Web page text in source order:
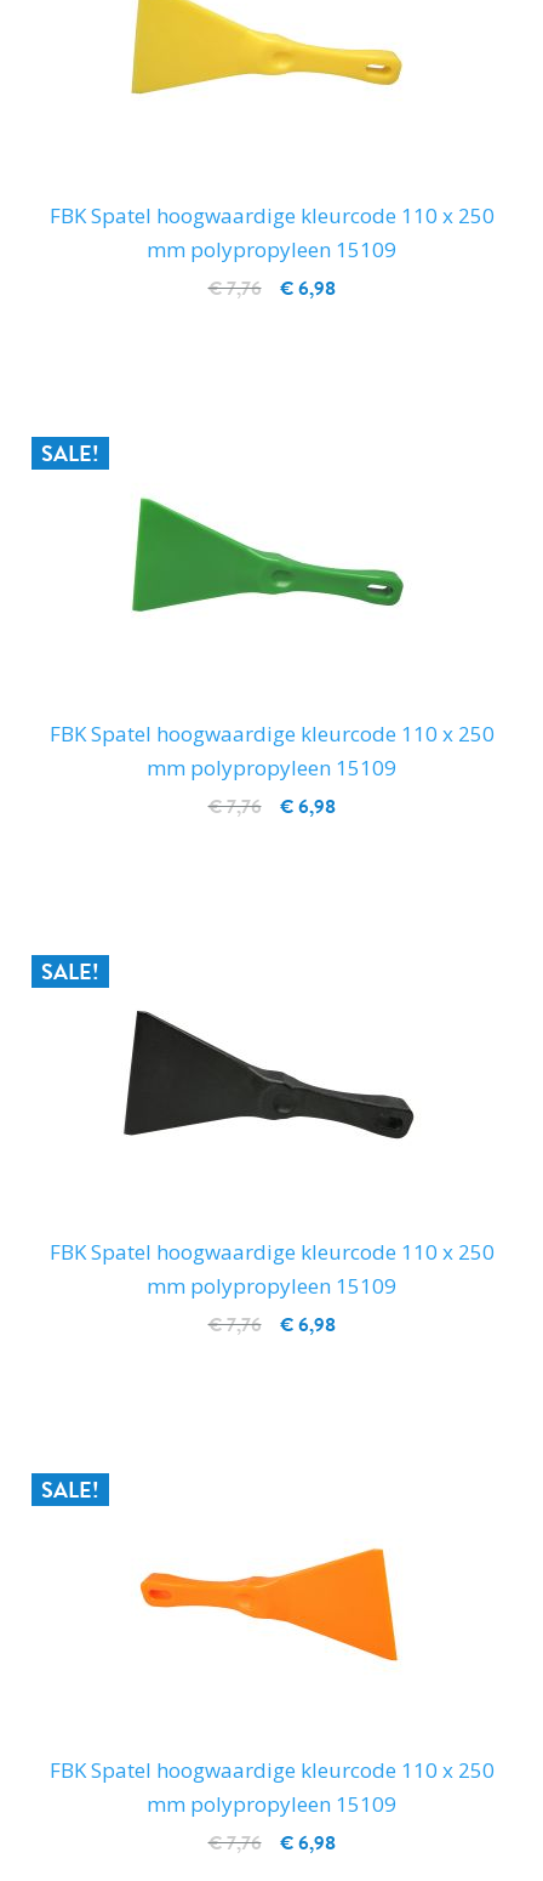
FBK Spatel hoogwaardige kleurcode 110 x 250
mm polypropyleen 15109
€ 6,98
€ 7,76
SALE!
FBK Spatel hoogwaardige kleurcode 110 x 250
mm polypropyleen 15109
€ 6,98
€ 7,76
SALE!
FBK Spatel hoogwaardige kleurcode 110 x 250
mm polypropyleen 15109
€ 6,98
€ 7,76
SALE!
FBK Spatel hoogwaardige kleurcode 110 x 250
mm polypropyleen 15109
€ 6,98
€ 7,76